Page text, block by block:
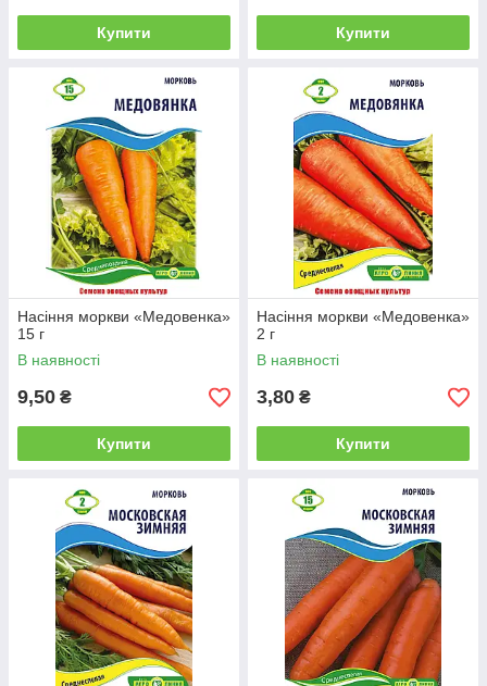
Купити Купити
Насіння моркви «Медовенка»
15 г
В наявності
9,50 ₴
Купити
Насіння моркви «Медовенка»
2 г
В наявності
3,80 ₴
Купити